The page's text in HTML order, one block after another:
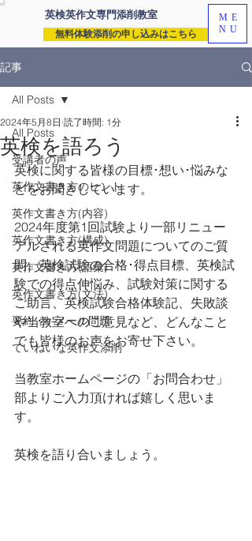
英検英作文専門添削教室
無料体験添削の申し込みはこちら
ME
NU
記事
All Posts
受講者の声
英作文書き方のヒント
英作文書き方(内容)
英作文書き方(構成)
英作文書き方(語彙)
英作文書き方(文法)
要約・e-メール問題
ていねいな英作文添削
All Posts
英検を語ろう
2024年5月8日 読了時間: 1分
英検に関する皆様の目標･想い･悩みな
どをお聞きしています。
2024年度第1回試験より一部リニュー
アルされる英作文問題についてのご質
問、英検試験の合格･得点目標、英検試
験での得点伸悩み、試験対策に関する
ご助言、英検試験合格体験記、失敗談
や当教室へのご意見など、どんなこと
でも皆様のお声をお寄せ下さい。
当教室ホームページの「お問合わせ」
部よりご入力頂ければ嬉しく思いま
す。
英検を語り合いましょう。